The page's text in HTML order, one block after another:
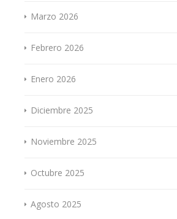
Marzo 2026
Febrero 2026
Enero 2026
Diciembre 2025
Noviembre 2025
Octubre 2025
Agosto 2025